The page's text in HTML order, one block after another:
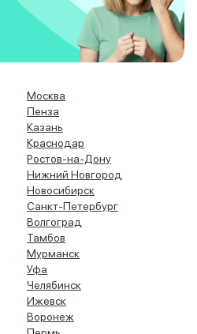
Москва
Пенза
Казань
Краснодар
Ростов-на-Дону
Нижний Новгород
Новосибирск
Санкт-Петербург
Волгоград
Тамбов
Мурманск
Уфа
Челябинск
Ижевск
Воронеж